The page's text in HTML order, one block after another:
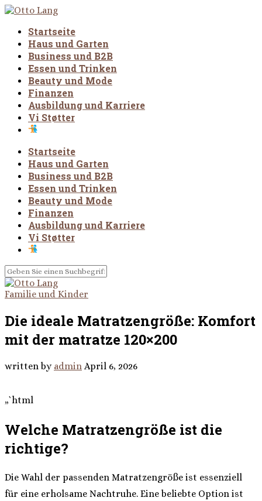
Startseite
Haus und Garten
Business und B2B
Essen und Trinken
Beauty und Mode
Finanzen
Ausbildung und Karriere
Vi Støtter
Startseite
Haus und Garten
Business und B2B
Essen und Trinken
Beauty und Mode
Finanzen
Ausbildung und Karriere
Vi Støtter
Familie und Kinder
Die ideale Matratzengröße: Komfort
mit der matratze 120×200
written by admin April 6, 2026
„`html
Welche Matratzengröße ist die
richtige?
Die Wahl der passenden Matratzengröße ist essenziell
für eine erholsame Nachtruhe. Eine beliebte Option ist